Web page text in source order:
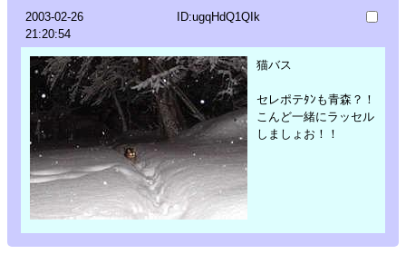
2003-02-26
21:20:54
ID:ugqHdQ1QIk
猫バス
セレポテﾀﾝも青森？！
こんど一緒にラッセル
しましょお！！